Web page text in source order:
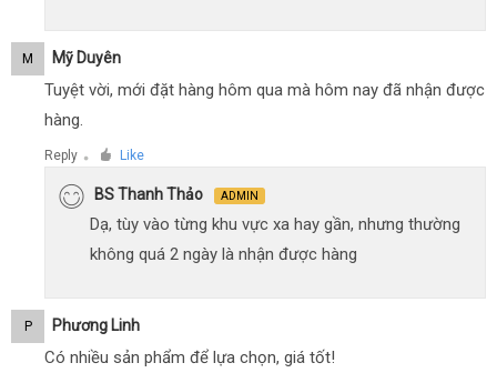
M Mỹ Duyên
Tuyệt vời, mới đặt hàng hôm qua mà hôm nay đã nhận được
hàng.
Reply ● Like
BS Thanh Thảo ADMIN
Dạ, tùy vào từng khu vực xa hay gần, nhưng thường
không quá 2 ngày là nhận được hàng
P Phương Linh
Có nhiều sản phẩm để lựa chọn, giá tốt!